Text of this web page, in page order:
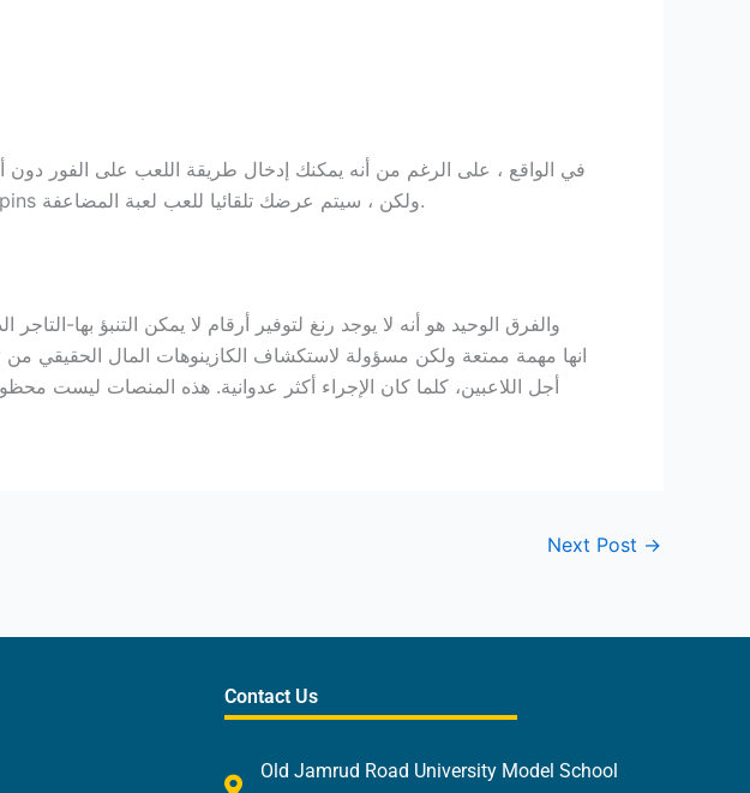
في الواقع ، على الرغم من أنه يمكنك إدخال طريقة اللعب على الفور دون
للفوز بجوائز رائعة في الكازينو: فرص لا تضاهى! Yocasino no deposit bonus 100 free spins ولكن ، سيتم عرضك تلقائيا للعب لعبة المضاعفة.
والفرق الوحيد هو أنه لا يوجد رنغ لتوفير أرقام لا يمكن التنبؤ بها-
أجل اللاعبين، كلما كان الإجراء أكثر عدوانية. هذه المنصات ليست
Next Post →
Contact Us
Old Jamrud Road University Model School